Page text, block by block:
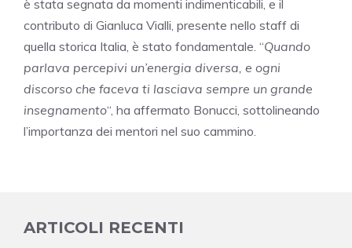
è stata segnata da momenti indimenticabili, e il
contributo di Gianluca Vialli, presente nello staff di
quella storica Italia, è stato fondamentale. “Quando
parlava percepivi un’energia diversa, e ogni
discorso che faceva ti lasciava sempre un grande
insegnamento“, ha affermato Bonucci, sottolineando
l’importanza dei mentori nel suo cammino.
ARTICOLI RECENTI